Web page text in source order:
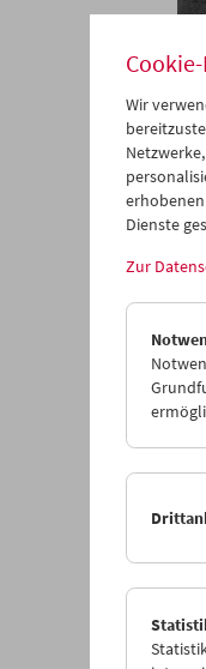
Mit
Wir
Dienste
Zur